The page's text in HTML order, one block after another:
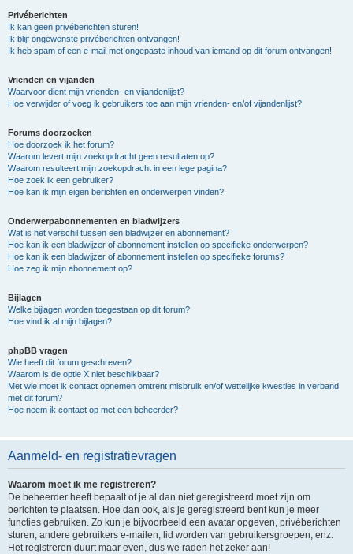
Privéberichten
Ik kan geen privéberichten sturen!
Ik blijf ongewenste privéberichten ontvangen!
Ik heb spam of een e-mail met ongepaste inhoud van iemand op dit forum ontvangen!
Vrienden en vijanden
Waarvoor dient mijn vrienden- en vijandenlijst?
Hoe verwijder of voeg ik gebruikers toe aan mijn vrienden- en/of vijandenlijst?
Forums doorzoeken
Hoe doorzoek ik het forum?
Waarom levert mijn zoekopdracht geen resultaten op?
Waarom resulteert mijn zoekopdracht in een lege pagina?
Hoe zoek ik een gebruiker?
Hoe kan ik mijn eigen berichten en onderwerpen vinden?
Onderwerpabonnementen en bladwijzers
Wat is het verschil tussen een bladwijzer en abonnement?
Hoe kan ik een bladwijzer of abonnement instellen op specifieke onderwerpen?
Hoe kan ik een bladwijzer of abonnement instellen op specifieke forums?
Hoe zeg ik mijn abonnement op?
Bijlagen
Welke bijlagen worden toegestaan op dit forum?
Hoe vind ik al mijn bijlagen?
phpBB vragen
Wie heeft dit forum geschreven?
Waarom is de optie X niet beschikbaar?
Met wie moet ik contact opnemen omtrent misbruik en/of wettelijke kwesties in verband
met dit forum?
Hoe neem ik contact op met een beheerder?
Aanmeld- en registratievragen
Waarom moet ik me registreren?
De beheerder heeft bepaalt of je al dan niet geregistreerd moet zijn om
berichten te plaatsen. Hoe dan ook, als je geregistreerd bent kun je meer
functies gebruiken. Zo kun je bijvoorbeeld een avatar opgeven, privéberichten
sturen, andere gebruikers e-mailen, lid worden van gebruikersgroepen, enz.
Het registreren duurt maar even, dus we raden het zeker aan!